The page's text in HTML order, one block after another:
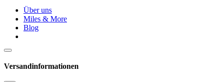
Über uns
Miles & More
Blog
Versandinformationen